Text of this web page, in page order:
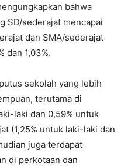
bahwa
SD/sederajat mencapai
dan SMA/sederajat
dan 1,03%.
sekolah yang lebih
terutama di
laki dan 0,59% untuk
(1,25% untuk laki-laki dan
juga terdapat
di perkotaan dan